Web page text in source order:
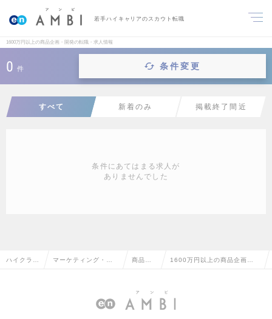
若手ハイキャリアのスカウト転職
1600万円以上の商品企画・開発の転職・求人情報
0 件 条件変更
すべて 新着のみ 掲載終了間近
条件にあてはまる求人が
ありませんでした
ハイクラス マーケティング・販 商品企 1600万円以上の商品企画・